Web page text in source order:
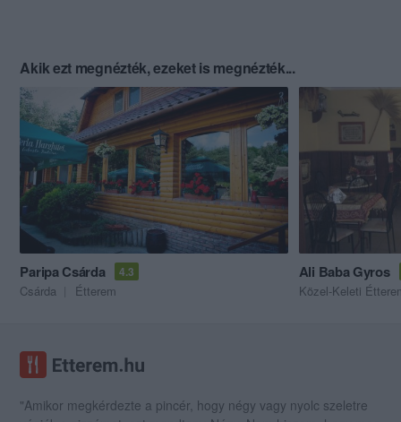
Akik ezt megnézték, ezeket is megnézték...
Paripa Csárda 4.3
Csárda Étterem
Ali Baba Gyros
Közel-Keleti
"Amikor megkérdezte a pincér, hogy négy vagy nyolc szeletre